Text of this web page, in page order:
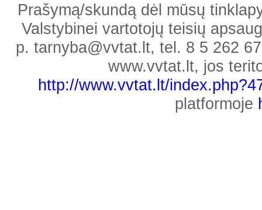
Prašymą/skundą dėl mūsų
Valstybinei vartotojų teisių
p. tarnyba@vvtat.lt, tel. 8 5 262
www.vvtat.lt, jos
http://www.vvtat.lt/
platformoje